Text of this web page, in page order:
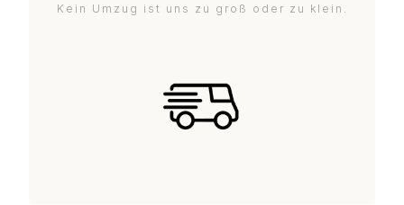
Kein Umzug ist uns zu groß oder zu klein.